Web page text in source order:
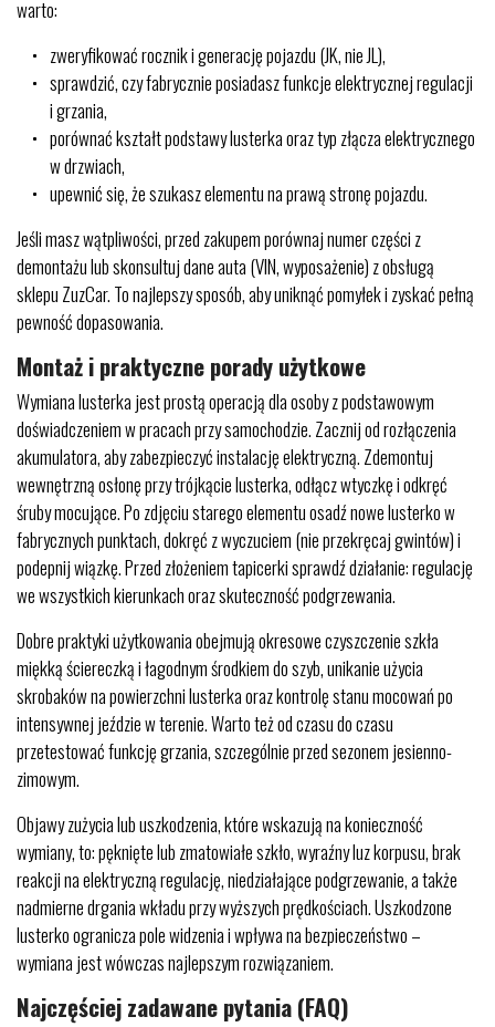
warto:
zweryfikować rocznik i generację pojazdu (JK, nie JL),
sprawdzić, czy fabrycznie posiadasz funkcje elektrycznej regulacji
i grzania,
porównać kształt podstawy lusterka oraz typ złącza elektrycznego
w drzwiach,
upewnić się, że szukasz elementu na prawą stronę pojazdu.
Jeśli masz wątpliwości, przed zakupem porównaj numer części z
demontażu lub skonsultuj dane auta (VIN, wyposażenie) z obsługą
sklepu ZuzCar. To najlepszy sposób, aby uniknąć pomyłek i zyskać pełną
pewność dopasowania.
Montaż i praktyczne porady użytkowe
Wymiana lusterka jest prostą operacją dla osoby z podstawowym
doświadczeniem w pracach przy samochodzie. Zacznij od rozłączenia
akumulatora, aby zabezpieczyć instalację elektryczną. Zdemontuj
wewnętrzną osłonę przy trójkącie lusterka, odłącz wtyczkę i odkręć
śruby mocujące. Po zdjęciu starego elementu osadź nowe lusterko w
fabrycznych punktach, dokręć z wyczuciem (nie przekręcaj gwintów) i
podepnij wiązkę. Przed złożeniem tapicerki sprawdź działanie: regulację
we wszystkich kierunkach oraz skuteczność podgrzewania.
Dobre praktyki użytkowania obejmują okresowe czyszczenie szkła
miękką ściereczką i łagodnym środkiem do szyb, unikanie użycia
skrobaków na powierzchni lusterka oraz kontrolę stanu mocowań po
intensywnej jeździe w terenie. Warto też od czasu do czasu
przetestować funkcję grzania, szczególnie przed sezonem jesienno-
zimowym.
Objawy zużycia lub uszkodzenia, które wskazują na konieczność
wymiany, to: pęknięte lub zmatowiałe szkło, wyraźny luz korpusu, brak
reakcji na elektryczną regulację, niedziałające podgrzewanie, a także
nadmierne drgania wkładu przy wyższych prędkościach. Uszkodzone
lusterko ogranicza pole widzenia i wpływa na bezpieczeństwo –
wymiana jest wówczas najlepszym rozwiązaniem.
Najczęściej zadawane pytania (FAQ)